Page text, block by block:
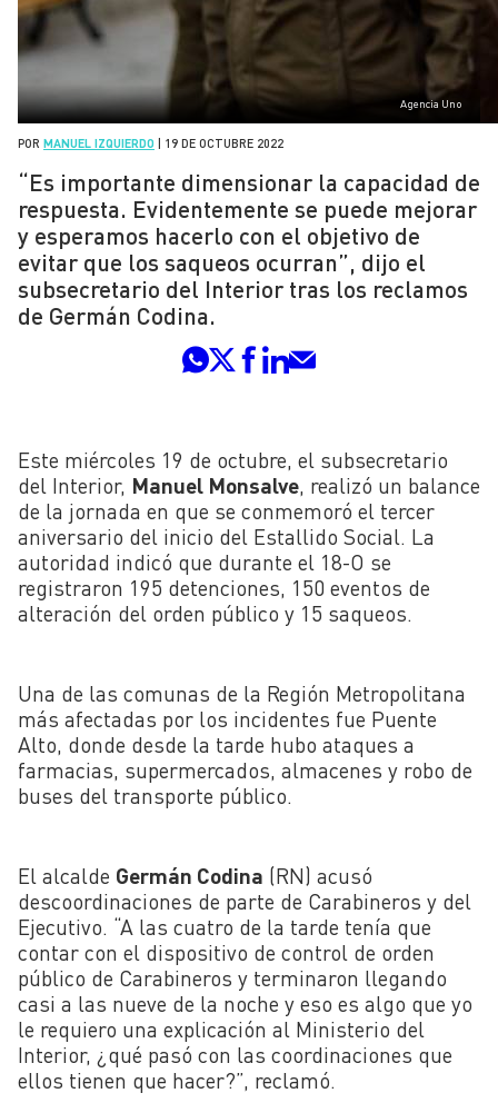
Agencia Uno
POR MANUEL IZQUIERDO 19 DE OCTUBRE 2022
“Es importante dimensionar la capacidad de
respuesta. Evidentemente se puede mejorar
y esperamos hacerlo con el objetivo de
evitar que los saqueos ocurran”, dijo el
subsecretario del Interior tras los reclamos
de Germán Codina.
Este miércoles 19 de octubre, el subsecretario
del Interior, Manuel Monsalve , realizó un balance
de la jornada en que se conmemoró el tercer
aniversario del inicio del Estallido Social. La
autoridad indicó que durante el 18-O se
registraron 195 detenciones, 150 eventos de
alteración del orden público y 15 saqueos.
Una de las comunas de la Región Metropolitana
más afectadas por los incidentes fue Puente
Alto, donde desde la tarde hubo ataques a
farmacias, supermercados, almacenes y robo de
buses del transporte público.
El alcalde Germán Codina (RN) acusó
descoordinaciones de parte de Carabineros y del
Ejecutivo. “A las cuatro de la tarde tenía que
contar con el dispositivo de control de orden
público de Carabineros y terminaron llegando
casi a las nueve de la noche y eso es algo que yo
le requiero una explicación al Ministerio del
Interior, ¿qué pasó con las coordinaciones que
ellos tienen que hacer?”, reclamó.